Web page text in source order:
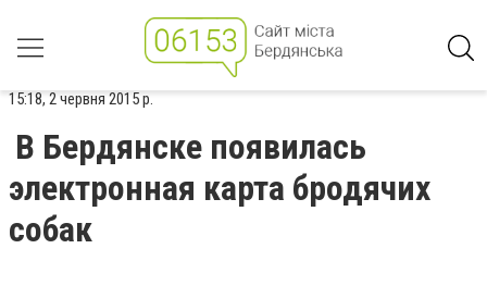
15:18, 2 червня 2015 р.
В Бердянске появилась
электронная карта бродячих
собак